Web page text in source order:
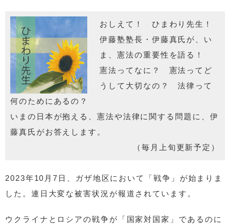
おしえて！ ひまわり先生！
伊藤塾塾長・伊藤真氏が、い
ま、憲法の重要性を語る！
憲法ってなに？ 憲法ってど
うして大切なの？ 法律って
何のためにあるの？
いまの日本が抱える、憲法や法律に関する問題に、伊
藤真氏がお答えします。
（毎月上旬更新予定）
2023年10月7日、ガザ地区において「戦争」が始まりま
した。連日大変な被害状況が報道されています。
ウクライナとロシアの戦争が「国家対国家」であるのに